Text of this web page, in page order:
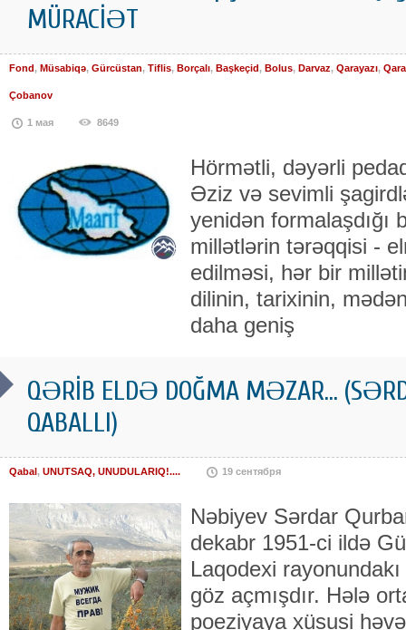
MÜRACİƏT
Fond , Müsabiqə, Gürcüstan, Tiflis, Borçalı, Başkeçid , Bolus, Darvaz, Qarayazı,
Çobanov
1 мая 8649
Hörmətli, dəyərli
Əziz və sevimli
yenidən formalaşdığı
millətlərin tərəqqisi -
edilməsi, hər bir
dilinin, tarixinin,
daha geniş
QƏRİB ELDƏ DOĞMA MƏZAR...
QABALLI)
Qabal , UNUTSAQ, UNUDULARIQ!.... 19 сентября
Nəbiyev Sərdar
dekabr 1951-ci ildə
Laqodexi
göz açmışdır. Hələ
poeziyaya xüsusi